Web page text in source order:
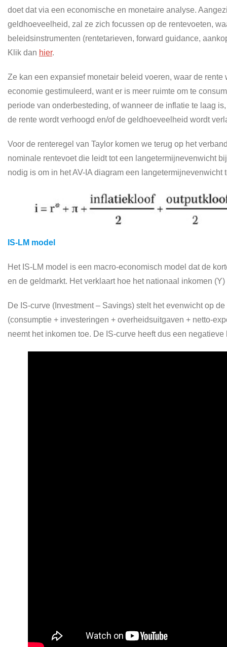
doet dat via een economische en monetaire analyse.
geldhoeveelheid, zal ze zich focussen op de rentevoeten,
beleidsinstrumenten (rentetarieven, forward guidance,
Klik dan hier.
Ze kan een expansief monetair beleid voeren, waar de
economie gestimuleerd, want er is meer ruimte om te
periode van onderbesteding, of wanneer de inflatie te laag
de rente wordt verhoogd en/of de geldhoeveelheid wordt
Voor de renteregel van Taylor komen we terug op het
nominale rentevoet die leidt tot een langetermijnevenwicht
nodig is om in het AV-IA diagram een
IS-LM model
Het IS-LM model is een macro-economisch model dat de
en de geldmarkt. Het verklaart hoe het nationaal inkomen
De IS-curve (Investment – Savings) stelt het evenwicht op
(consumptie + investeringen + overheidsuitgaven + netto-
neemt het inkomen toe. De IS-curve heeft dus een negatieve